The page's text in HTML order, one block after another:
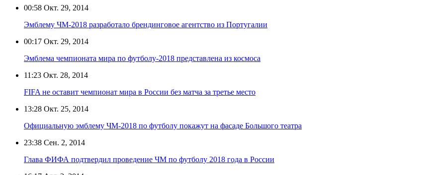
00:58 Окт. 29, 2014
Эмблему ЧМ-2018 разработало брендинговое агентство из Португалии
00:17 Окт. 29, 2014
Эмблема чемпионата мира по футболу-2018 представлена из космоса
11:23 Окт. 28, 2014
FIFA не оставит чемпионат мира в России без матча за третье место
13:28 Окт. 25, 2014
Официальную эмблему ЧМ-2018 по футболу покажут на фасаде Большого театра
23:38 Сен. 2, 2014
Глава ФИФА подтвердил проведение ЧМ по футболу 2018 года в России